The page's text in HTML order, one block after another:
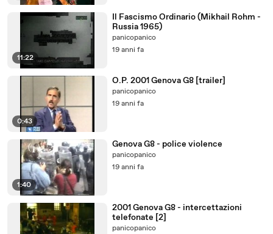
11:22
Il Fascismo Ordinario (Mikhail Rohm -
Russia 1965)
panicopanico
19 anni fa
0:43
O.P. 2001 Genova G8 [trailer]
panicopanico
19 anni fa
1:40
Genova G8 - police violence
panicopanico
19 anni fa
2001 Genova G8 - intercettazioni
telefonate [2]
panicopanico